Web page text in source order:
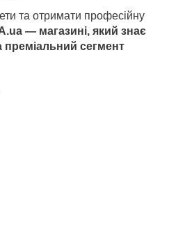
та отримати професійну
— магазині, який знає
преміальний сегмент